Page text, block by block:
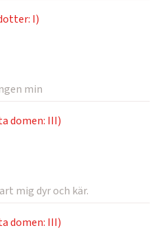
I)
min
domen: III)
mig dyr och kär.
domen: III)